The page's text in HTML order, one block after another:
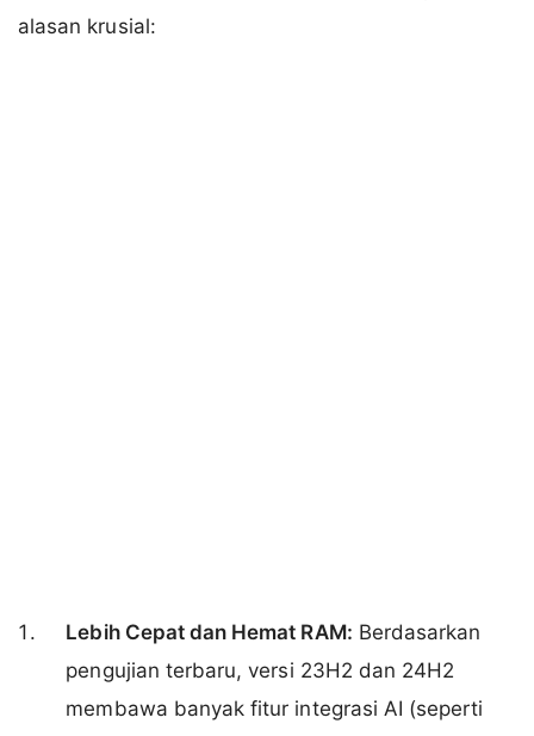
alasan krusial:
Lebih Cepat dan Hemat RAM: Berdasarkan
pengujian terbaru, versi 23H2 dan 24H2
membawa banyak fitur integrasi AI (seperti